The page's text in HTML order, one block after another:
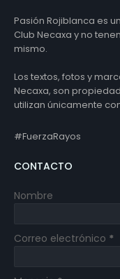
Pasión Rojiblanca es
Club Necaxa y no
mismo.
Los textos, fotos y
Necaxa, son
utilizan únicamente
#FuerzaRayos
CONTACTO
Nombre
Correo electrónico *